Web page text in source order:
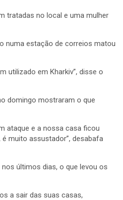
tratadas no local e uma mulher
numa estação de correios matou
utilizado em Kharkiv”, disse o
domingo mostraram o que
ataque e a nossa casa ficou
muito assustador”, desabafa
últimos dias, o que levou os
a sair das suas casas,